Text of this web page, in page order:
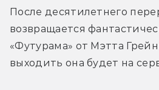
После десятилетнего
возвращается
«Футурама» от Мэтта
выходить она будет на